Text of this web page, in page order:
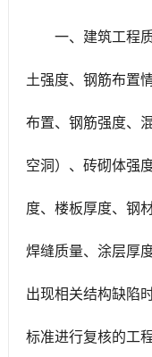
一、建筑工程
土强度、钢筋布置
布置、钢筋强度、
空洞）、砖砌体强
度、楼板厚度、钢
焊缝质量、涂层厚
出现相关结构缺陷
标准进行复核的工